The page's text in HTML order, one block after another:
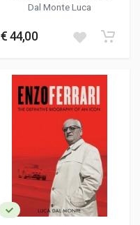
Dal Monte Luca
€ 44,00